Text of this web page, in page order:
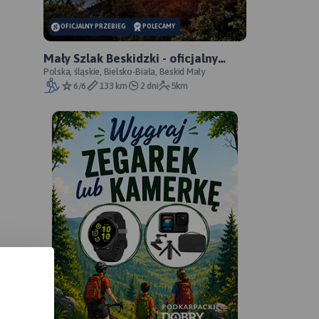
OFICJALNY PRZEBIEG POLECAMY
Mały Szlak Beskidzki - oficjalny
przebieg
Polska, śląskie, Bielsko-Biała, Beskid Mały
6/6
133 km 2 dni 5km